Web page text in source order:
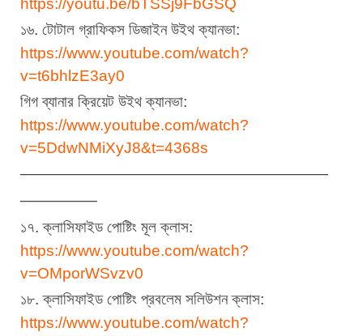
https://youtu.be/bTSSj9FbGSQ
১৬. টোটাল গ্রাফিকস ডিজাইন উইথ ক্যানভা:
https://www.youtube.com/watch?
v=t6bhlzE3ay0
গিগ ব্যানার ক্রিয়েট উইথ ক্যানভা:
https://www.youtube.com/watch?
v=5DdwNMiXyJ8&t=4368s
————————————————————
—————
১৭. ক্লাসিফাইড পোষ্টিং মূল ক্লাস:
https://www.youtube.com/watch?
v=OMporWSvzv0
১৮. ক্লাসিফাইড পোষ্টিং প্রবলেম সলিউশন ক্লাস:
https://www.youtube.com/watch?